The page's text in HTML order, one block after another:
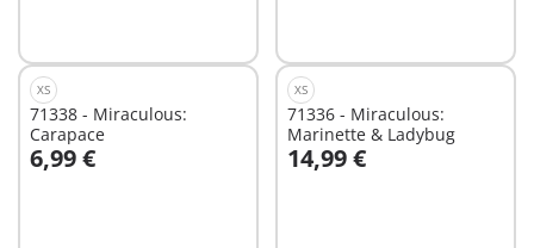
XS
71338 - Miraculous:
Carapace
6,99 €
In den Warenkorb
XS
71336 - Miraculous:
Marinette & Ladybug
14,99 €
In den Warenkorb